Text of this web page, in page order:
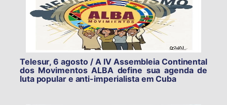
Telesur, 6 agosto / A IV Assembleia Continental
dos Movimentos ALBA define sua agenda de
luta popular e anti-imperialista em Cuba